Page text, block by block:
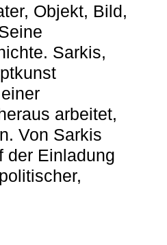
Objekt, Bild,
Sarkis,
arbeitet,
Von Sarkis
der Einladung